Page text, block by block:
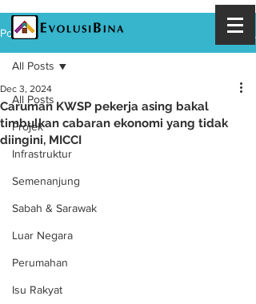
Post
All Posts
Projek
Infrastruktur
Semenanjung
Sabah & Sarawak
Luar Negara
Perumahan
Isu Rakyat
All Posts
Caruman KWSP pekerja asing bakal
timbulkan cabaran ekonomi yang tidak
diingini, MICCI
Dec 3, 2024